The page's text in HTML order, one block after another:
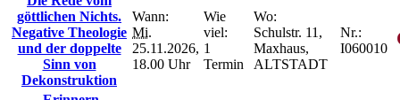
göttlichen Nichts.
Negative Theologie
und der doppelte
Sinn von
Dekonstruktion
Wann:
Mi.
25.11.2026,
18.00 Uhr
Wie
viel:
1
Termin
Wo:
Schulstr. 11,
Maxhaus,
ALTSTADT
Nr.:
I060010